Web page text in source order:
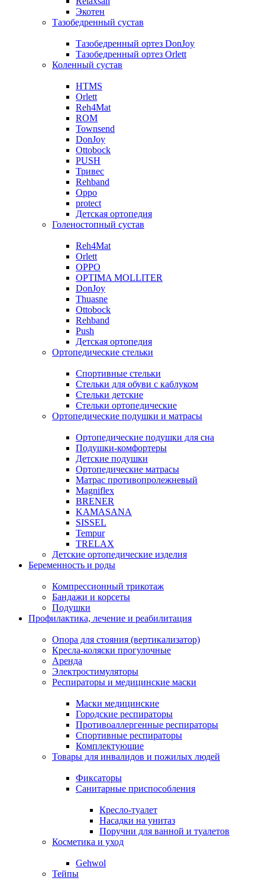
Экотен
Тазобедренный сустав
Тазобедренный ортез DonJoy
Тазобедренный ортез Orlett
Коленный сустав
HTMS
Orlett
Reh4Mat
ROM
Townsend
DonJoy
Ottobock
PUSH
Тривес
Rehband
Oppo
protect
Детская ортопедия
Голеностопный сустав
Reh4Mat
Orlett
OPPO
OPTIMA MOLLITER
DonJoy
Thuasne
Ottobock
Rehband
Push
Детская ортопедия
Ортопедические стельки
Спортивные стельки
Стельки для обуви с каблуком
Стельки детские
Стельки ортопедические
Ортопедические подушки и матрасы
Ортопедические подушки для сна
Подушки-комфортеры
Детские подушки
Ортопедические матрасы
Матрас противопролежневый
Magniflex
BRENER
KAMASANA
SISSEL
Tempur
TRELAX
Детские ортопедические изделия
Беременность и роды
Компрессионный трикотаж
Бандажи и корсеты
Подушки
Профилактика, лечение и реабилитация
Опора для стояния (вертикализатор)
Кресла-коляски прогулочные
Аренда
Электростимуляторы
Респираторы и медицинские маски
Маски медицинские
Городские респираторы
Противоаллергенные респираторы
Спортивные респираторы
Комплектующие
Товары для инвалидов и пожилых людей
Фиксаторы
Санитарные приспособления
Кресло-туалет
Насадки на унитаз
Поручни для ванной и туалетов
Косметика и уход
Gehwol
Тейпы